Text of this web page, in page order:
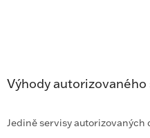
Výhody
Jedině servisy autorizovaných